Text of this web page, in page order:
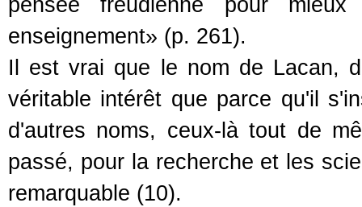
pensée freudienne pour
enseignement» (p. 261).
Il est vrai que le nom de Lacan,
véritable intérêt que parce qu'il
d'autres noms, ceux-là tout de
passé, pour la recherche et les
remarquable (10).